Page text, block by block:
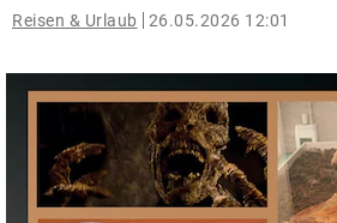
© Krone Multimedia GmbH & Co KG 2026
Muthgasse 2, 1190 Wien
Reisen & Urlaub 26.05.2026 12:01